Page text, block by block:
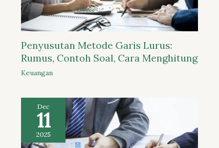
Penyusutan Metode Garis Lurus:
Rumus, Contoh Soal, Cara Menghitung
Keuangan
Dec
11
2025